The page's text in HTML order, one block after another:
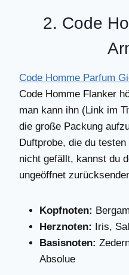
2. Code
Code Homme Parfum
Code Homme Flanker
man kann ihn (Link im
die große Packung
Duftprobe, die du
nicht gefällt, kannst du
ungeöffnet
Kopfnoten:
Herznoten: Iris,
Basisnoten:
Absolue